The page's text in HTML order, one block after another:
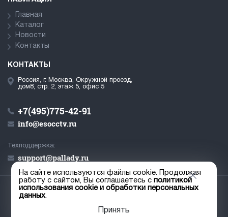
Главная
Каталог
Новости
Контакты
КОНТАКТЫ
Россия, г. Москва, Окружной проезд,
дом8, стр. 2, этаж 5, офис 5
+7(495)775-42-91
info@esocctv.ru
Техподдержка:
support@pallady.ru
Пользовательское соглашение
На сайте используются файлы cookie. Продолжая
работу с сайтом, Вы соглашаетесь сполитикой
использования cookie и обработки персональных
данных.
Принять